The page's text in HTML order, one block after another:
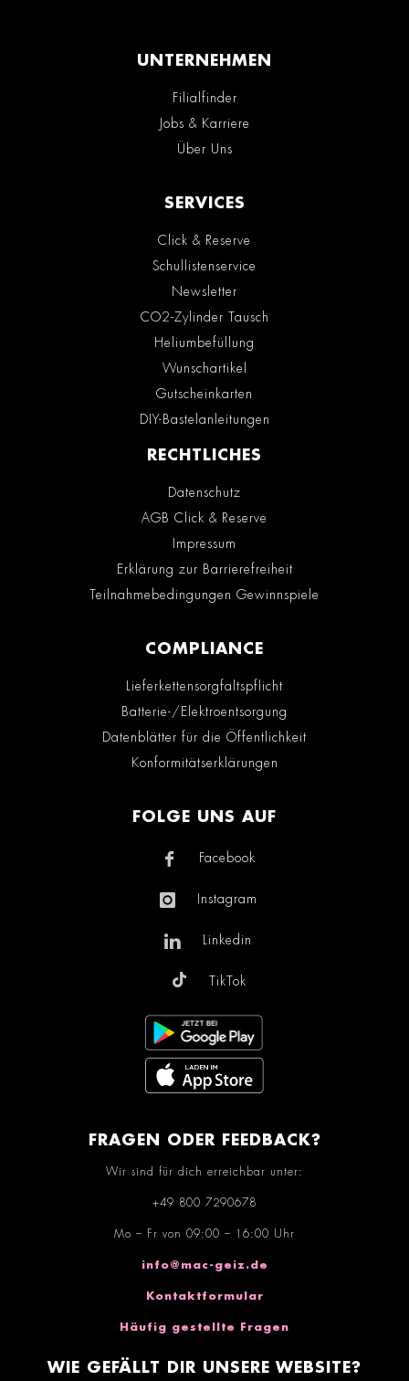
UNTERNEHMEN
Filialfinder
Jobs & Karriere
Über Uns
SERVICES
Click & Reserve
Schullistenservice
Newsletter
CO2-Zylinder Tausch
Heliumbefüllung
Wunschartikel
Gutscheinkarten
DIY-Bastelanleitungen
RECHTLICHES
Datenschutz
AGB Click & Reserve
Impressum
Erklärung zur Barrierefreiheit
Teilnahmebedingungen Gewinnspiele
COMPLIANCE
Lieferkettensorgfaltspflicht
Batterie-/Elektroentsorgung
Datenblätter für die Öffentlichkeit
Konformitätserklärungen
FOLGE UNS AUF
Facebook
Instagram
Linkedin
TikTok
FRAGEN ODER FEEDBACK?
Wir sind für dich erreichbar unter:
+49 800 7290678
Mo – Fr von 09:00 – 16:00 Uhr
info@mac-geiz.de
Kontaktformular
Häufig gestellte Fragen
WIE GEFÄLLT DIR UNSERE WEBSITE?